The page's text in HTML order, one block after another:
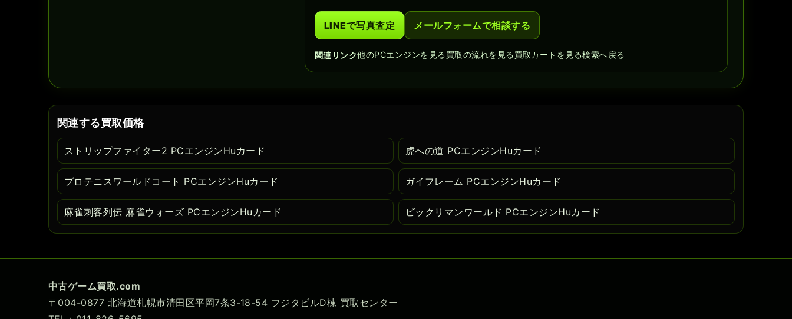
LINEで写真査定 メールフォームで相談する
関連リンク他のPCエンジンを見る買取の流れを見る買取カートを見る検索へ戻る
関連する買取価格
ストリップファイター2 PCエンジンHuカード 虎への道 PCエンジンHuカード
プロテニスワールドコート PCエンジンHuカード ガイフレーム PCエンジンHuカード
麻雀刺客列伝 麻雀ウォーズ PCエンジンHuカード ビックリマンワールド PCエンジンHuカード
中古ゲーム買取.com
〒004-0877 北海道札幌市清田区平岡7条3-18-54 フジタビルD棟 買取センター